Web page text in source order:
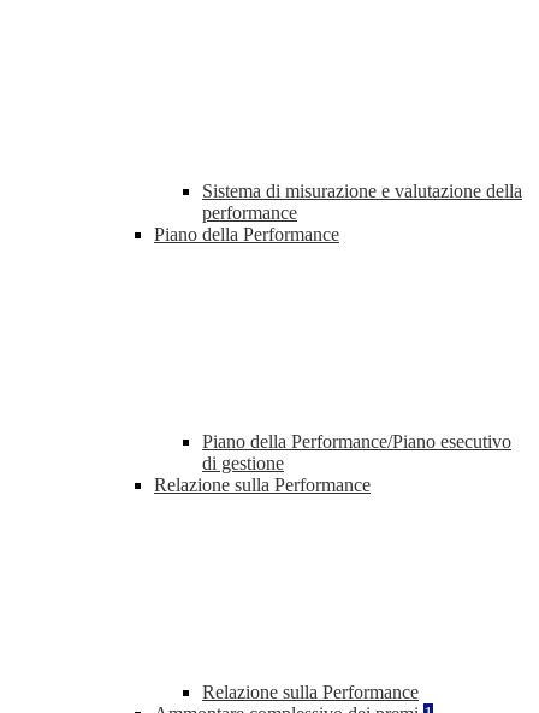
Sistema di misurazione e valutazione della
performance
Piano della Performance
Piano della Performance/Piano esecutivo
di gestione
Relazione sulla Performance
Relazione sulla Performance